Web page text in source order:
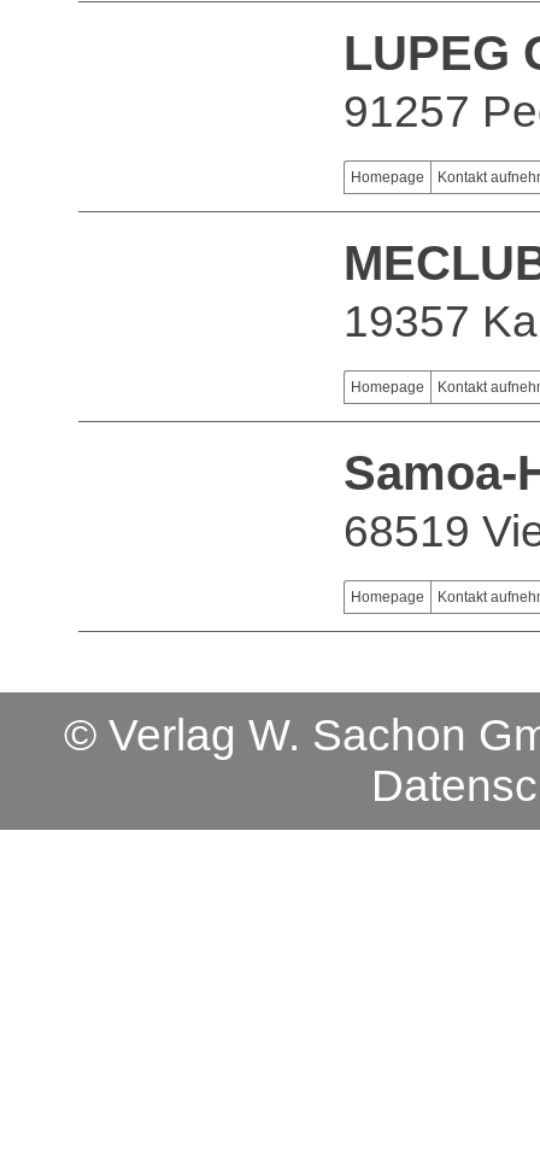
LUPEG
91257
Homepage Kontakt
19357
Homepage Kontakt
Samoa-
68519
Homepage Kontakt
© Verlag W. Sachon